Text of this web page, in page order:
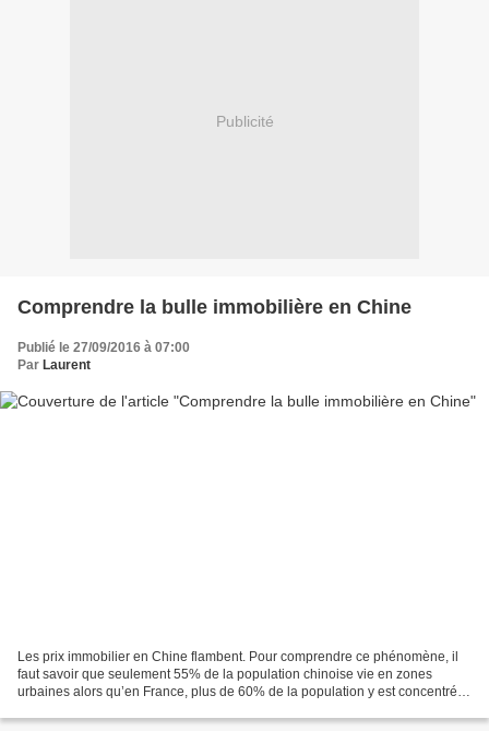
Publicité
Comprendre la bulle immobilière en Chine
Publié le 27/09/2016 à 07:00
Par Laurent
Les prix immobilier en Chine flambent. Pour comprendre ce phénomène, il
faut savoir que seulement 55% de la population chinoise vie en zones
urbaines alors qu’en France, plus de 60% de la population y est concentrée.